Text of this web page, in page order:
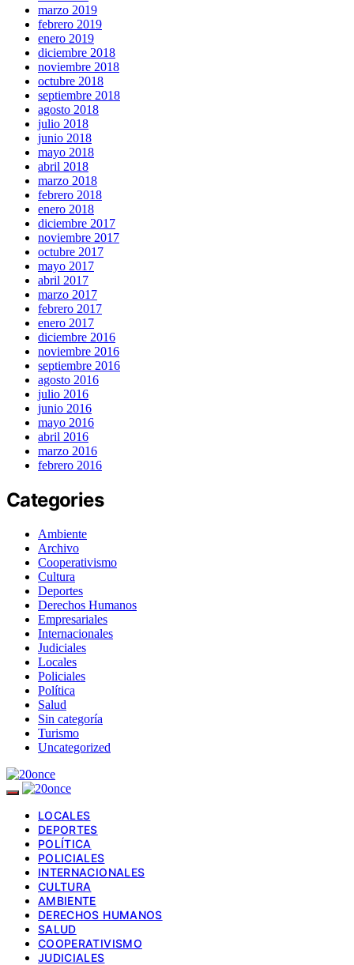
marzo 2019
febrero 2019
enero 2019
diciembre 2018
noviembre 2018
octubre 2018
septiembre 2018
agosto 2018
julio 2018
junio 2018
mayo 2018
abril 2018
marzo 2018
febrero 2018
enero 2018
diciembre 2017
noviembre 2017
octubre 2017
mayo 2017
abril 2017
marzo 2017
febrero 2017
enero 2017
diciembre 2016
noviembre 2016
septiembre 2016
agosto 2016
julio 2016
junio 2016
mayo 2016
abril 2016
marzo 2016
febrero 2016
Categories
Ambiente
Archivo
Cooperativismo
Cultura
Deportes
Derechos Humanos
Empresariales
Internacionales
Judiciales
Locales
Policiales
Política
Salud
Sin categoría
Turismo
Uncategorized
LOCALES
DEPORTES
POLÍTICA
POLICIALES
INTERNACIONALES
CULTURA
AMBIENTE
DERECHOS HUMANOS
SALUD
COOPERATIVISMO
JUDICIALES